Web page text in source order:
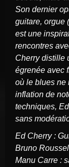
Son dernier
guitare, orgue
est une
rencontres
Cherry distille
égrenée avec
où le blues ne
inflation de
techniques,
sans
Ed Cherry :
Bruno
Manu Carre :